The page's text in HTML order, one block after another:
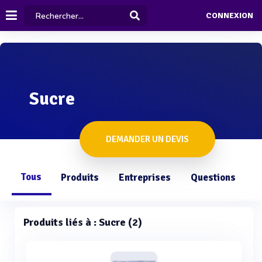
CONNEXION
Sucre
DEMANDER UN DEVIS
Tous Produits Entreprises Questions
Produits liés à : Sucre (2)